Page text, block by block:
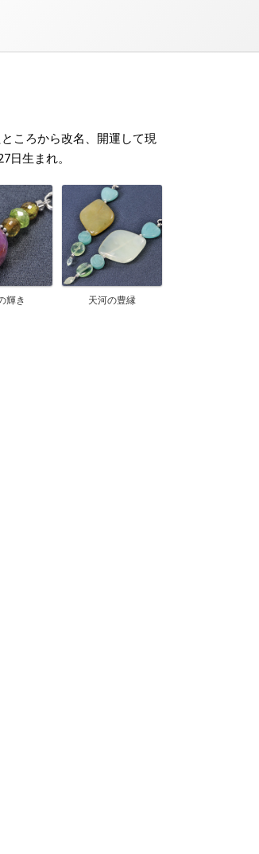
ころから改名、開運して現
日生まれ。
輝き 天河の豊縁